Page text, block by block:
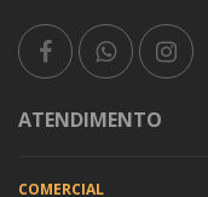
ATENDIMENTO
COMERCIAL